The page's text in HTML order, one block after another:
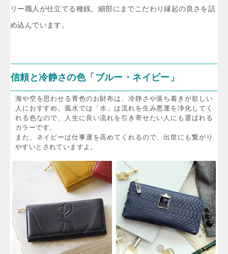
リー職人が仕立てる種銭。細部にまでこだわり縁起の良さを詰
め込んでいます。
信頼と冷静さの色「ブルー・ネイビー」
海や空を思わせる青色のお財布は、冷静さや落ち着きが欲しい
人におすすめ。風水では「水」は流れを生み悪運を浄化してく
れる色なので、人生に良い流れを引き寄せたい人にも選ばれる
カラーです。
また、ネイビーは仕事運を高めてくれるので、出世にも繋がり
やすいとされていますよ。